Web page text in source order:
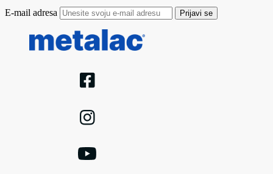
E-mail adresa Prijavi se